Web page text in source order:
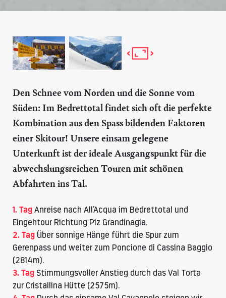
Den Schnee vom Norden und die Sonne vom
Süden: Im Bedrettotal findet sich oft die perfekte
Kombination aus den Spass bildenden Faktoren
einer Skitour! Unsere einsam gelegene
Unterkunft ist der ideale Ausgangspunkt für die
abwechslungsreichen Touren mit schönen
Abfahrten ins Tal.
1. Tag Anreise nach All'Acqua im Bedrettotal und
Eingehtour Richtung Piz Grandinagia.
2. Tag Über sonnige Hänge führt die Spur zum
Gerenpass und weiter zum Poncione di Cassina Baggio
(2814m).
3. Tag Stimmungsvoller Anstieg durch das Val Torta
zur Cristallina Hütte (2575m).